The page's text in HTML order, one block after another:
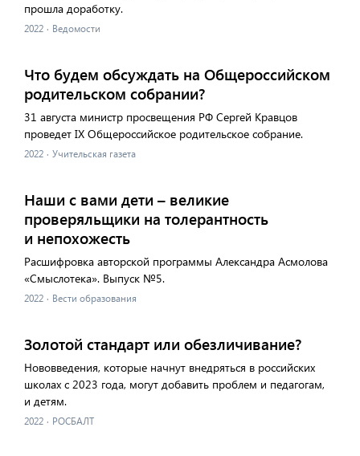
прошла доработку.
2022 · Ведомости
Что будем обсуждать на Общероссийском
родительском собрании?
31 августа министр просвещения РФ Сергей Кравцов
проведет IX Общероссийское родительское собрание.
2022 · Учительская газета
Наши с вами дети – великие
проверяльщики на толерантность
и непохожесть
Расшифровка авторской программы Александра Асмолова
«Смыслотека». Выпуск №5.
2022 · Вести образования
Золотой стандарт или обезличивание?
Нововведения, которые начнут внедряться в российских
школах с 2023 года, могут добавить проблем и педагогам,
и детям.
2022 · РОСБАЛТ